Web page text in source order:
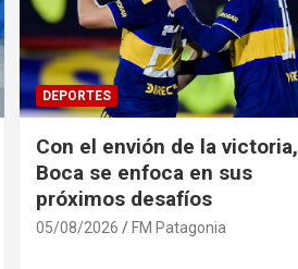
DEPORTES
Con el envión de la victoria,
Boca se enfoca en sus
próximos desafíos
05/08/2026 FM Patagonia